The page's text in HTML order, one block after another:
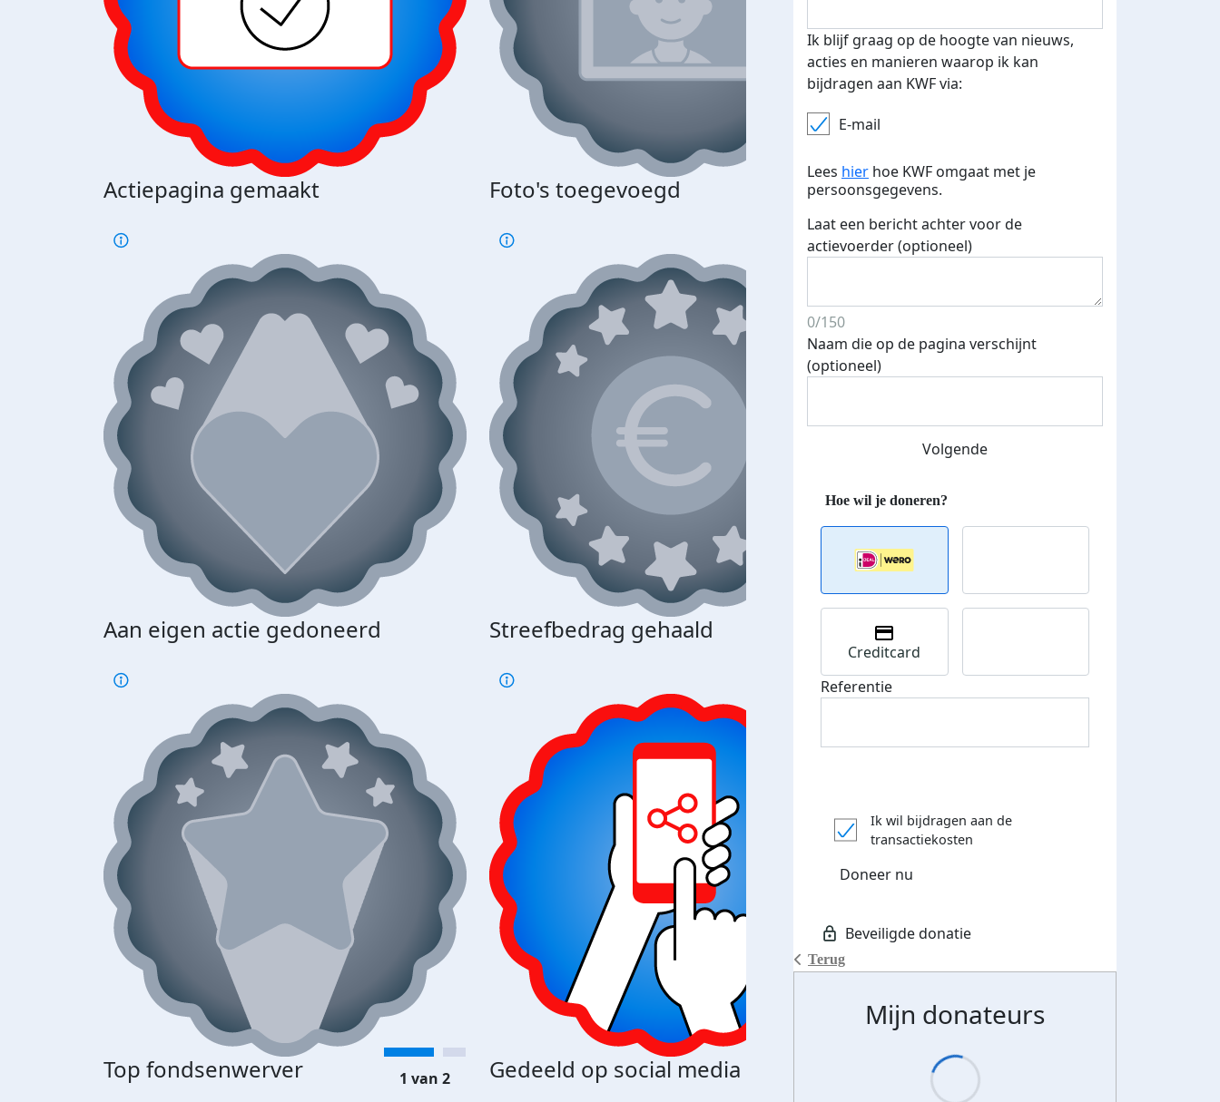
Actiepagina gemaakt Foto's toegevoegd E-mails verstuurd
Aan eigen actie gedoneerd Streefbedrag gehaald Streefbedrag verhoogd
Top fondsenwerver Gedeeld op social media Donateurs bedankt
Top fondsenwerver
1 van 2
Ik blijf graag op de hoogte van nieuws,
acties en manieren waarop ik kan
bijdragen aan KWF via:
E-mail
Lees hier hoe KWF omgaat met je
persoonsgegevens.
Laat een bericht achter voor de
actievoerder (optioneel)
0/150
Naam die op de pagina verschijnt
(optioneel)
Volgende
Terug
Creditcard
Referentie
Ik wil bijdragen aan de
transactiekosten
Doneer nu
Mijn donateurs